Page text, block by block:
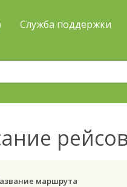
Служба поддержки
рейсов
маршрута